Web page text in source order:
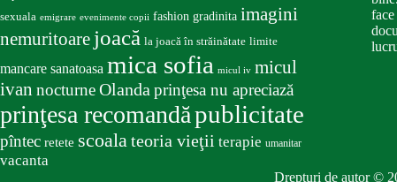
sexuala emigrare evenimente copii fashion gradinita imagini
nemuritoare joacă la joacă în străinătate limite
mancare sanatoasa mica sofia micul iv micul
ivan nocturneOlanda prinţesa nu apreciază
prinţesa recomandăpublicitate
pîntec retete scoalateoria vieţii terapie umanitar
vacanta
Drepturi de autor ©